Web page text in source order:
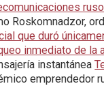
ruso
Roskomnadzor,
que duró
inmediato de la
instantánea
emprendedor